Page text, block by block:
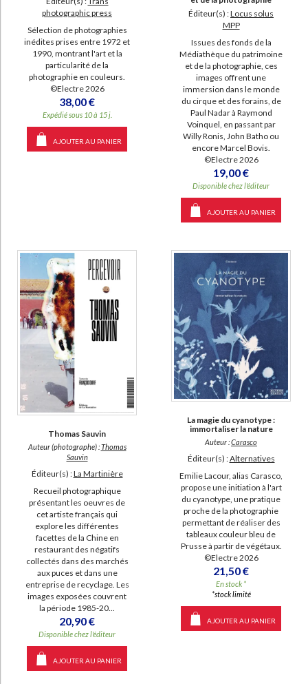
photographic press
Sélection de photographies
inédites prises entre 1972 et
1990, montrant l'art et la
particularité de la
photographie en couleurs.
©Electre 2026
38,00 €
Expédié sous 10 à 15 j.
AJOUTER AU PANIER
Éditeur(s) :Locus solus
MPP
Issues des fonds de la
Médiathèque du patrimoine
et de la photographie, ces
images offrent une
immersion dans le monde
du cirque et des forains, de
Paul Nadar à Raymond
Voinquel, en passant par
Willy Ronis, John Batho ou
encore Marcel Bovis.
©Electre 2026
19,00 €
Disponible chez l'éditeur
AJOUTER AU PANIER
Thomas Sauvin
Auteur (photographe) :Thomas
Sauvin
Éditeur(s) :La Martinière
Recueil photographique
présentant les oeuvres de
cet artiste français qui
explore les différentes
facettes de la Chine en
restaurant des négatifs
collectés dans des marchés
aux puces et dans une
entreprise de recyclage. Les
images exposées couvrent
la période 1985-20...
20,90 €
Disponible chez l'éditeur
AJOUTER AU PANIER
La magie du cyanotype :
immortaliser la nature
Auteur :Carasco
Éditeur(s) :Alternatives
Emilie Lacour, alias Carasco,
propose une initiation à l'art
du cyanotype, une pratique
proche de la photographie
permettant de réaliser des
tableaux couleur bleu de
Prusse à partir de végétaux.
©Electre 2026
21,50 €
En stock *
*stock limité
AJOUTER AU PANIER